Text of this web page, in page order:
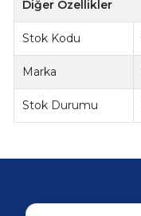
Diğer Özellikler
Stok Kodu
Marka
Stok Durumu